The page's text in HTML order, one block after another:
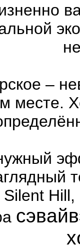
–
месте.